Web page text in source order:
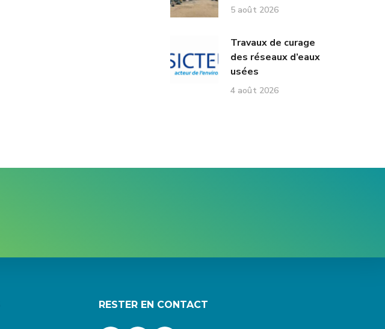
5 août 2026
Travaux de curage
des réseaux d’eaux
usées
4 août 2026
RESTER EN CONTACT